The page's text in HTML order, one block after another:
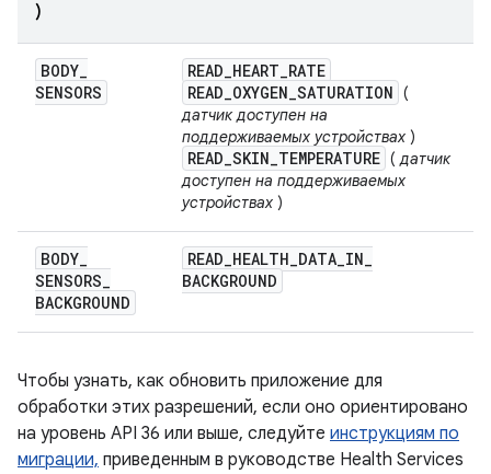
)
BODY_
SENSORS
READ_HEART_RATE
READ_OXYGEN_SATURATION (
датчик доступен на
поддерживаемых устройствах )
READ_SKIN_TEMPERATURE (датчик
доступен на поддерживаемых
устройствах )
BODY_
SENSORS_
BACKGROUND
READ_HEALTH_DATA_IN_
BACKGROUND
Чтобы узнать, как обновить приложение для
обработки этих разрешений, если оно ориентировано
на уровень API 36 или выше, следуйте инструкциям по
миграции, приведенным в руководстве Health Services